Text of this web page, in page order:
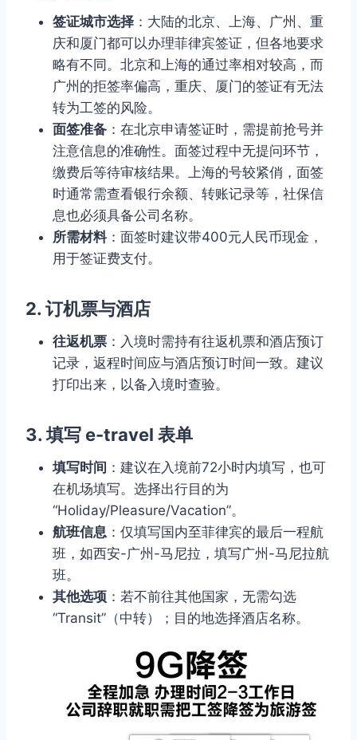
签证城市选择 ：大陆的北京、上海、广州、重
庆和厦门都可以办理菲律宾签证，但各地要求
略有不同。北京和上海的通过率相对较高，而
广州的拒签率偏高，重庆、厦门的签证有无法
转为工签的风险。
面签准备 ：在北京申请签证时，需提前抢号并
注意信息的准确性。面签过程中无提问环节，
缴费后等待审核结果。上海的号较紧俏，面签
时通常需查看银行余额、转账记录等，社保信
息也必须具备公司名称。
所需材料：面签时建议带400元人民币现金，
用于签证费支付。
2. 订机票与酒店
往返机票 ：入境时需持有往返机票和酒店预订
记录，返程时间应与酒店预订时间一致。建议
打印出来，以备入境时查验。
3. 填写 e-travel 表单
填写时间 ：建议在入境前72小时内填写，也可
在机场填写。选择出行目的为
“Holiday/Pleasure/Vacation”。
航班信息 ：仅填写国内至菲律宾的最后一程航
班，如西安-广州-马尼拉，填写广州-马尼拉航
班。
其他选项 ：若不前往其他国家，无需勾选
“Transit”（中转）；目的地选择酒店名称。